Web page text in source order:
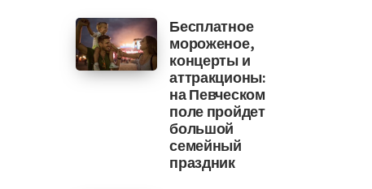
Бесплатное
мороженое,
концерты и
аттракционы:
на Певческом
поле пройдет
большой
семейный
праздник